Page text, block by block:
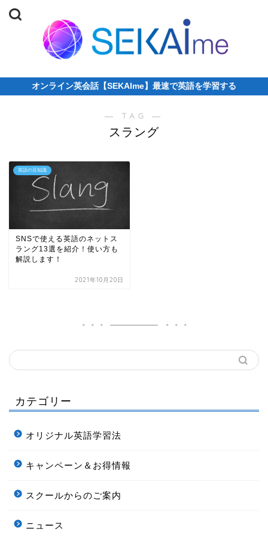
オンライン英会話【SEKAIme】最速で英語を学習する
― TAG ―
スラング
英語の豆知識
SNSで使える英語のネットス
ラング13選を紹介！使い方も
解説します！
2021年10月20日
カテゴリー
オリジナル英語学習法
キャンペーン＆お得情報
スクールからのご案内
ニュース